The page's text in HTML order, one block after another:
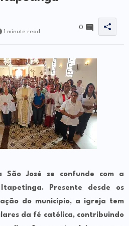
1 minute read
0
São José se confunde com a
Presente desde os
do município, a igreja tem
da fé católica, contribuindo